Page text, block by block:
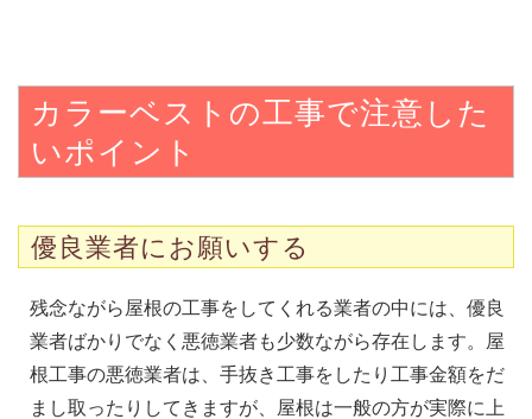
カラーベストの工事で注意した
いポイント
優良業者にお願いする
残念ながら屋根の工事をしてくれる業者の中には、優良
業者ばかりでなく悪徳業者も少数ながら存在します。
屋
根工事の悪徳業者は、手抜き工事をしたり工事金額をだ
まし取ったりしてきますが、屋根は一般の方が実際に上